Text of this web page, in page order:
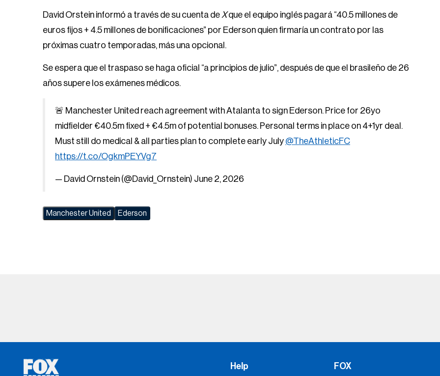
David Orstein informó a través de su cuenta de Xque el equipo inglés pagará “40.5 millones de
euros fijos + 4.5 millones de bonificaciones” por Ederson quien firmaría un contrato por las
próximas cuatro temporadas, más una opcional.
Se espera que el traspaso se haga oficial “a principios de julio”, después de que el brasileño de 26
años supere los exámenes médicos.
🚨 Manchester United reach agreement with Atalanta to sign Ederson. Price for 26yo
midfielder €40.5m fixed + €4.5m of potential bonuses. Personal terms in place on 4+1yr deal.
Must still do medical & all parties plan to complete early July @TheAthleticFC
https://t.co/OgkmPEYVg7
— David Ornstein (@David_Ornstein) June 2, 2026
Manchester United Ederson
Help FOX